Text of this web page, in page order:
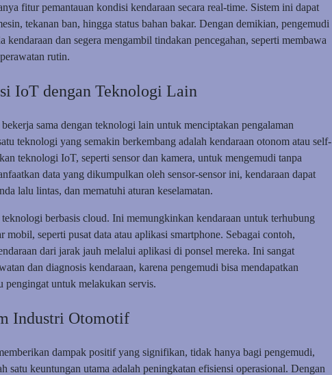
fitur pemantauan kondisi kendaraan secara real-time. Sistem ini dapat
tekanan ban, hingga status bahan bakar. Dengan demikian, pengemudi
kendaraan dan segera mengambil tindakan pencegahan, seperti membawa
rutin.
IoT dengan Teknologi Lain
sama dengan teknologi lain untuk menciptakan pengalaman
teknologi yang semakin berkembang adalah kendaraan otonom atau self-
teknologi IoT, seperti sensor dan kamera, untuk mengemudi tanpa
data yang dikumpulkan oleh sensor-sensor ini, kendaraan dapat
lalu lintas, dan mematuhi aturan keselamatan.
berbasis cloud. Ini memungkinkan kendaraan untuk terhubung
mobil, seperti pusat data atau aplikasi smartphone. Sebagai contoh,
dari jarak jauh melalui aplikasi di ponsel mereka. Ini sangat
dan diagnosis kendaraan, karena pengemudi bisa mendapatkan
pengingat untuk melakukan servis.
Industri Otomotif
dampak positif yang signifikan, tidak hanya bagi pengemudi,
satu keuntungan utama adalah peningkatan efisiensi operasional. Dengan